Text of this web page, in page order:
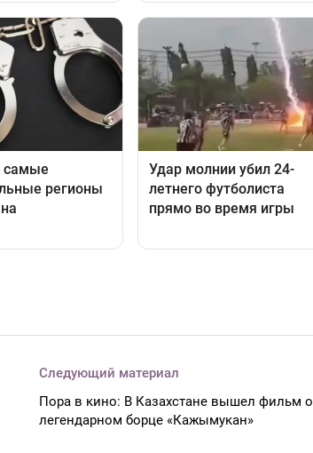
Следующий материал
Пора в кино: В Казахстане вышел фильм о
легендарном борце «Кажымукан»